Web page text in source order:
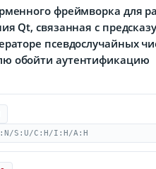
фреймворка для
Qt, связанная с
псевдослучайных
обойти аутентификацию
S:U/C:H/I:H/A:H